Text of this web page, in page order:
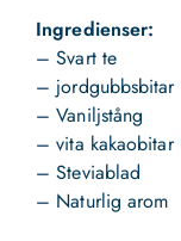
Ingredienser:
– Svart te
– jordgubbsbitar
– Vaniljstång
– vita kakaobitar
– Steviablad
– Naturlig arom